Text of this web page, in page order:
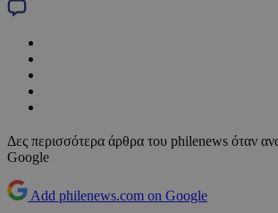
Δες περισσότερα άρθρα του philenews όταν
Google
Add philenews.com on Google